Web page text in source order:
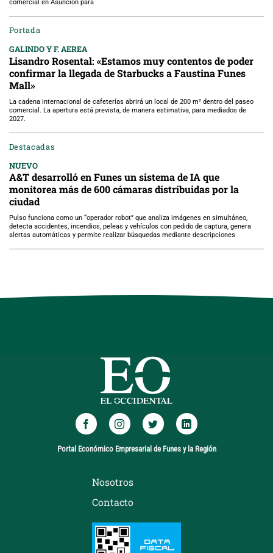
comercial en Asunción para
Portada
GALINDO Y F. AEREA
Lisandro Rosental: «Estamos muy contentos de poder
confirmar la llegada de Starbucks a Faustina Funes
Mall»
La cadena internacional de cafeterías abrirá un local de 200 m² dentro del paseo
comercial. La apertura está prevista, de manera estimativa, para mediados de
2027.
Destacadas
NUEVO
A&T desarrolló en Funes un sistema de IA que
monitorea más de 600 cámaras distribuidas por la
ciudad
Pulso funciona como un “operador robot” que analiza imágenes en simultáneo,
detecta accidentes, incendios, peleas y vehículos con pedido de captura, genera
alertas automáticas y permite realizar búsquedas mediante descripciones
Portal Económico Empresarial de Funes y la Región
Nosotros
Contacto